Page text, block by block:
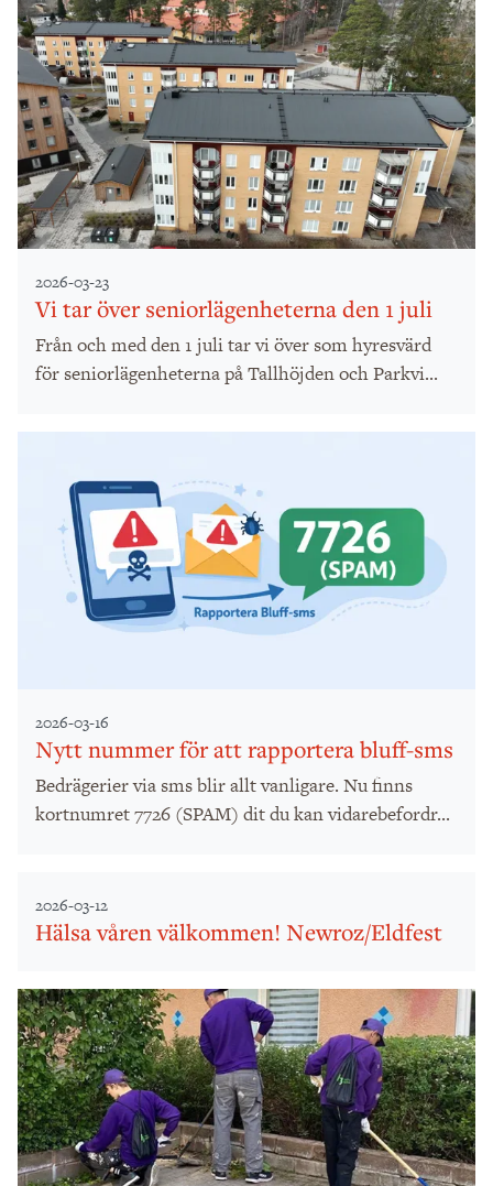
2026-03-23
Vi tar över seniorlägenheterna den 1 juli
Från och med den 1 juli tar vi över som hyresvärd
för seniorlägenheterna på Tallhöjden och Parkvi...
2026-03-16
Nytt nummer för att rapportera bluff-sms
Bedrägerier via sms blir allt vanligare. Nu finns
kortnumret 7726 (SPAM) dit du kan vidarebefordr...
2026-03-12
Hälsa våren välkommen! Newroz/Eldfest